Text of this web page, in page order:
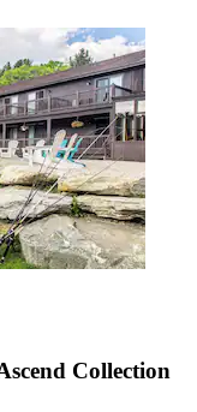
Collection